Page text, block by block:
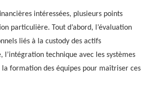
intéressées, plusieurs points
particulière. Tout d’abord, l’évaluation
liés à la custody des actifs
l’intégration technique avec les systèmes
la formation des équipes pour maîtriser ces